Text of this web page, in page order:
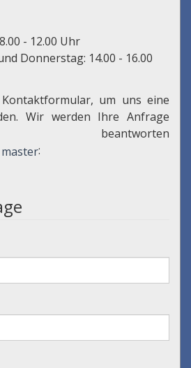
- 12.00 Uhr
Donnerstag: 14.00 - 16.00
um uns eine
Wir werden Ihre Anfrage
beantworten
: